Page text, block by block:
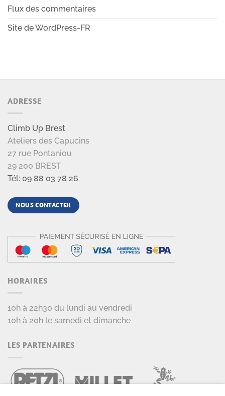
Flux des commentaires
Site de WordPress-FR
ADRESSE
Climb Up Brest
Ateliers des Capucins
27 rue Pontaniou
29 200 BREST
Tél: 09 88 03 78 26
NOUS CONTACTER
HORAIRES
10h à 22h30 du lundi au vendredi
10h à 20h le samedi et dimanche
LES PARTENAIRES